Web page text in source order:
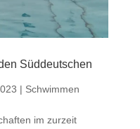
Süddeutschen
| Schwimmen
im zurzeit